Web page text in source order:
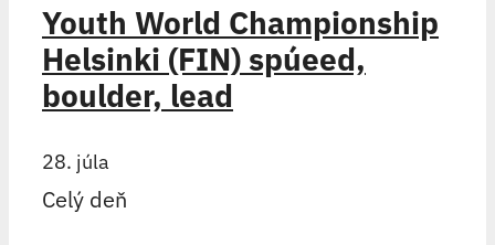
Youth World Championship
Helsinki (FIN) spúeed,
boulder, lead
28. júla
Celý deň